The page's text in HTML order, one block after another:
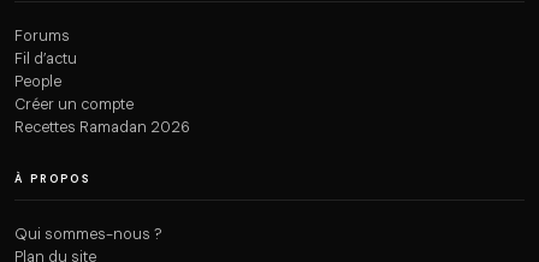
Forums
Fil d’actu
People
Créer un compte
Recettes Ramadan 2026
À PROPOS
Qui sommes-nous ?
Plan du site